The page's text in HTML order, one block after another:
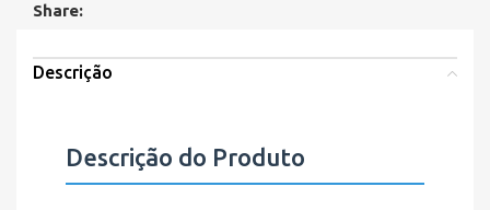
Share:
Descrição
Descrição do Produto